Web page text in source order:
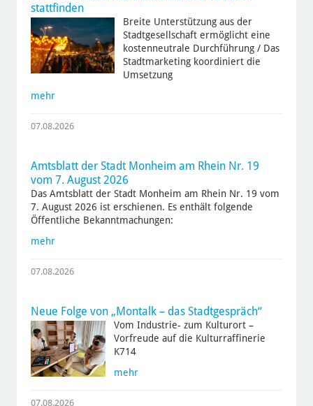
stattfinden
Breite Unterstützung aus der
Stadtgesellschaft ermöglicht eine
kostenneutrale Durchführung / Das
Stadtmarketing koordiniert die
Umsetzung
mehr
07.08.2026
Amtsblatt der Stadt Monheim am Rhein Nr. 19
vom 7. August 2026
Das Amtsblatt der Stadt Monheim am Rhein Nr. 19 vom
7. August 2026 ist erschienen. Es enthält folgende
Öffentliche Bekanntmachungen:
mehr
07.08.2026
Neue Folge von „Montalk – das Stadtgespräch“
Vom Industrie- zum Kulturort –
Vorfreude auf die Kulturraffinerie
K714
mehr
07.08.2026